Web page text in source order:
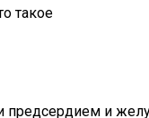
такое
и